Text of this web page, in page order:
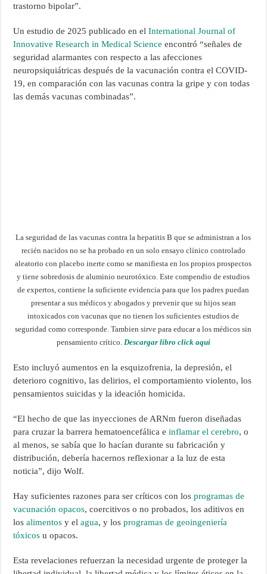
trastorno bipolar”.
Un estudio de 2025 publicado en elInternational Journal of
Innovative Research in Medical Science encontró “señales de
seguridad alarmantes con respecto a las afecciones
neuropsiquiátricas después de la vacunación contra el COVID-
19, en comparación con las vacunas contra la gripe y con todas
las demás vacunas combinadas”.
La seguridad de las vacunas contra la hepatitis B que se administran a los
recién nacidos no se ha probado en un solo ensayo clínico controlado
aleatorio con placebo inerte como se manifiesta en los propios prospectos
y tiene sobredosis de aluminio neurotóxico. Este compendio de estudios
de expertos, contiene la suficiente evidencia para que los padres puedan
presentar a sus médicos y abogados y prevenir que su hijos sean
intoxicados con vacunas que no tienen los suficientes estudios de
seguridad como corresponde. Tambien sirve para educar a los médicos sin
pensamiento crítico. Descargar libro click aqui
Esto incluyó aumentos en la esquizofrenia, la depresión, el
deterioro cognitivo, las delirios, el comportamiento violento, los
pensamientos suicidas y la ideación homicida.
“El hecho de que las inyecciones de ARNm fueron diseñadas
para cruzar la barrera hematoencefálica einflamar el cerebro, o
al menos, se sabía que lo hacían durante su fabricación y
distribución, debería hacernos reflexionar a la luz de esta
noticia”, dijo Wolf.
Hay suficientes razones para ser críticos con losprogramas de
vacunación opacos, coercitivos o no probados, los aditivos en
losalimentos y elagua, y losprogramas de geoingeniería
tóxicos u opacos.
Esta revelaciones refuerzan la necesidad urgente de proteger la